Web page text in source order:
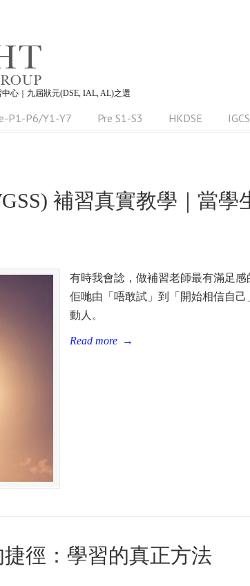
心｜九屆狀元(DSE, IAL, AL)之選
P1-P6/Y1-Y7 Pre S1-S3 HKDSE
補習真實教學｜當學
有時我會諗，做補習老師最有滿足
佢哋由「唔敢試」到「開始相信自
動人。
Read more →
徑：學習的真正方法